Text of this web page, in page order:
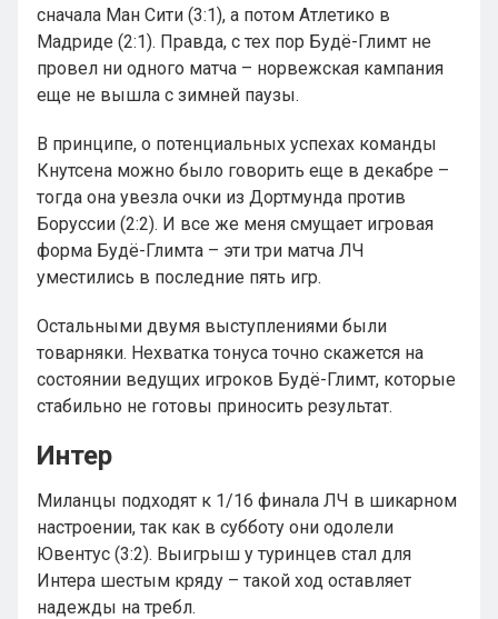
сначала Ман Сити (3:1), а потом Атлетико в
Мадриде (2:1). Правда, с тех пор Будё-Глимт не
провел ни одного матча – норвежская кампания
еще не вышла с зимней паузы.
В принципе, о потенциальных успехах команды
Кнутсена можно было говорить еще в декабре –
тогда она увезла очки из Дортмунда против
Боруссии (2:2). И все же меня смущает игровая
форма Будё-Глимта – эти три матча ЛЧ
уместились в последние пять игр.
Остальными двумя выступлениями были
товарняки. Нехватка тонуса точно скажется на
состоянии ведущих игроков Будё-Глимт, которые
стабильно не готовы приносить результат.
Интер
Миланцы подходят к 1/16 финала ЛЧ в шикарном
настроении, так как в субботу они одолели
Ювентус (3:2). Выигрыш у туринцев стал для
Интера шестым кряду – такой ход оставляет
надежды на требл.